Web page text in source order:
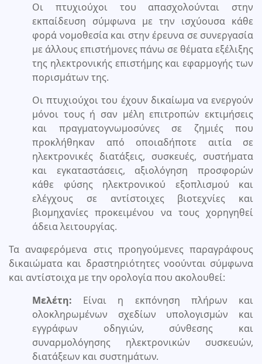
Οι πτυχιούχοι του απασχολούνται στην
εκπαίδευση σύμφωνα με την ισχύουσα κάθε
φορά νομοθεσία και στην έρευνα σε συνεργασία
με άλλους επιστήμονες πάνω σε θέματα εξέλιξης
της ηλεκτρονικής επιστήμης και εφαρμογής των
πορισμάτων της.
Οι πτυχιούχοι του έχουν δικαίωμα να ενεργούν
μόνοι τους ή σαν μέλη επιτροπών εκτιμήσεις
και πραγματογνωμοσύνες σε ζημιές που
προκλήθηκαν από οποιαδήποτε αιτία σε
ηλεκτρονικές διατάξεις, συσκευές, συστήματα
και εγκαταστάσεις, αξιολόγηση προσφορών
κάθε φύσης ηλεκτρονικού εξοπλισμού και
ελέγχους σε αντίστοιχες βιοτεχνίες και
βιομηχανίες προκειμένου να τους χορηγηθεί
άδεια λειτουργίας.
Τα αναφερόμενα στις προηγούμενες παραγράφους
δικαιώματα και δραστηριότητες νοούνται σύμφωνα
και αντίστοιχα με την ορολογία που ακολουθεί:
Μελέτη: Είναι η εκπόνηση πλήρων και
ολοκληρωμένων σχεδίων υπολογισμών και
εγγράφων οδηγιών, σύνθεσης και
συναρμολόγησης ηλεκτρονικών συσκευών,
διατάξεων και συστημάτων.